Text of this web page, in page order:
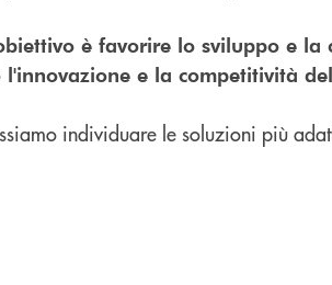
è favorire lo sviluppo e la
l'innovazione e la competitività
individuare le soluzioni più